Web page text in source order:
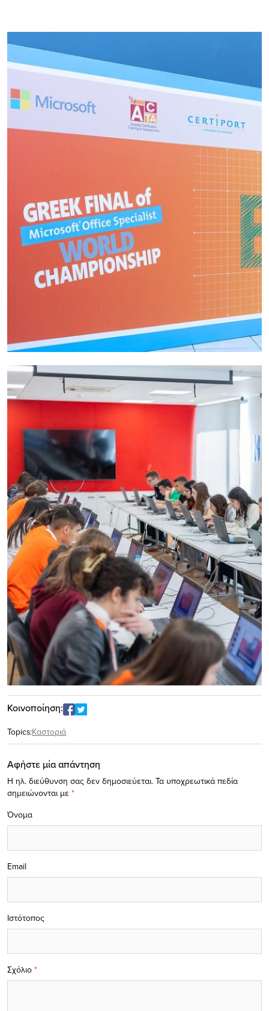
Κοινοποίηση:
Topics:Καστοριά
Αφήστε μία απάντηση
Η ηλ. διεύθυνση σας δεν δημοσιεύεται. Τα υποχρεωτικά πεδία
σημειώνονται με *
Σχόλιο *
Όνομα
Email
Ιστότοπος